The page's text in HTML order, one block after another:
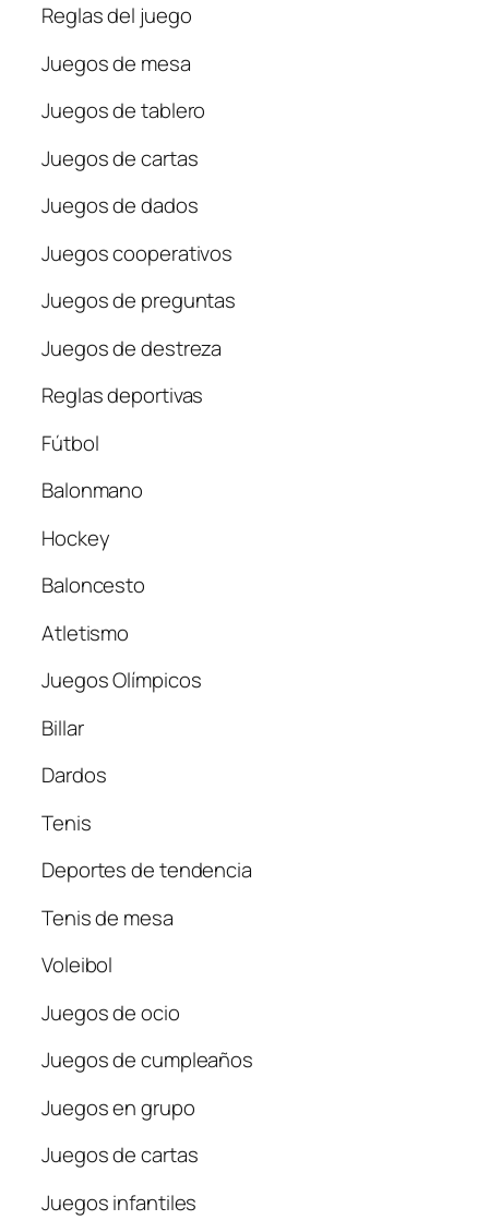
Reglas del juego
Juegos de mesa
Juegos de tablero
Juegos de cartas
Juegos de dados
Juegos cooperativos
Juegos de preguntas
Juegos de destreza
Reglas deportivas
Fútbol
Balonmano
Hockey
Baloncesto
Atletismo
Juegos Olímpicos
Billar
Dardos
Tenis
Deportes de tendencia
Tenis de mesa
Voleibol
Juegos de ocio
Juegos de cumpleaños
Juegos en grupo
Juegos de cartas
Juegos infantiles